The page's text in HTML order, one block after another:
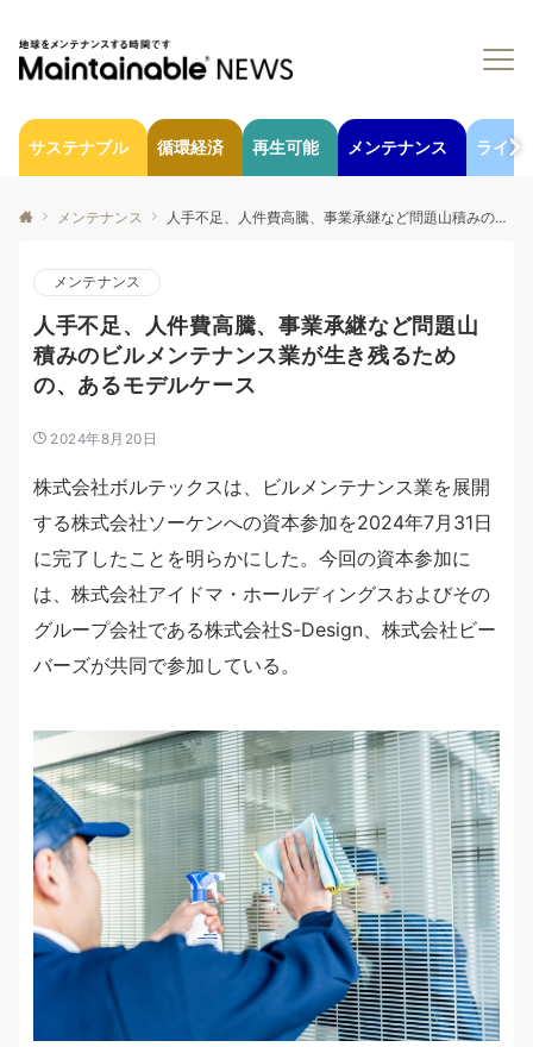
サステナブル 循環経済 再生可能 メンテナンス ライフ
メンテナンス 人手不足、人件費高騰、事業承継など問題山積みのビルメンテナンス業が生き残るための、あるモデルケース
メンテナンス
人手不足、人件費高騰、事業承継など問題山
積みのビルメンテナンス業が生き残るため
の、あるモデルケース
2024年8月20日
株式会社ボルテックスは、ビルメンテナンス業を展開
する株式会社ソーケンへの資本参加を2024年7月31日
に完了したことを明らかにした。今回の資本参加に
は、株式会社アイドマ・ホールディングスおよびその
グループ会社である株式会社S-Design、株式会社ビー
バーズが共同で参加している。